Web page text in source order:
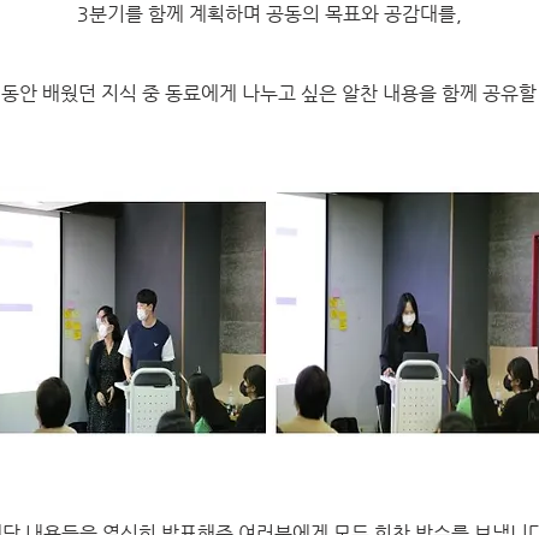
3분기를 함께 계획하며 공동의 목표와 공감대를,
안 배웠던 지식 중 동료에게 나누고 싶은 알찬 내용을 함께 공유